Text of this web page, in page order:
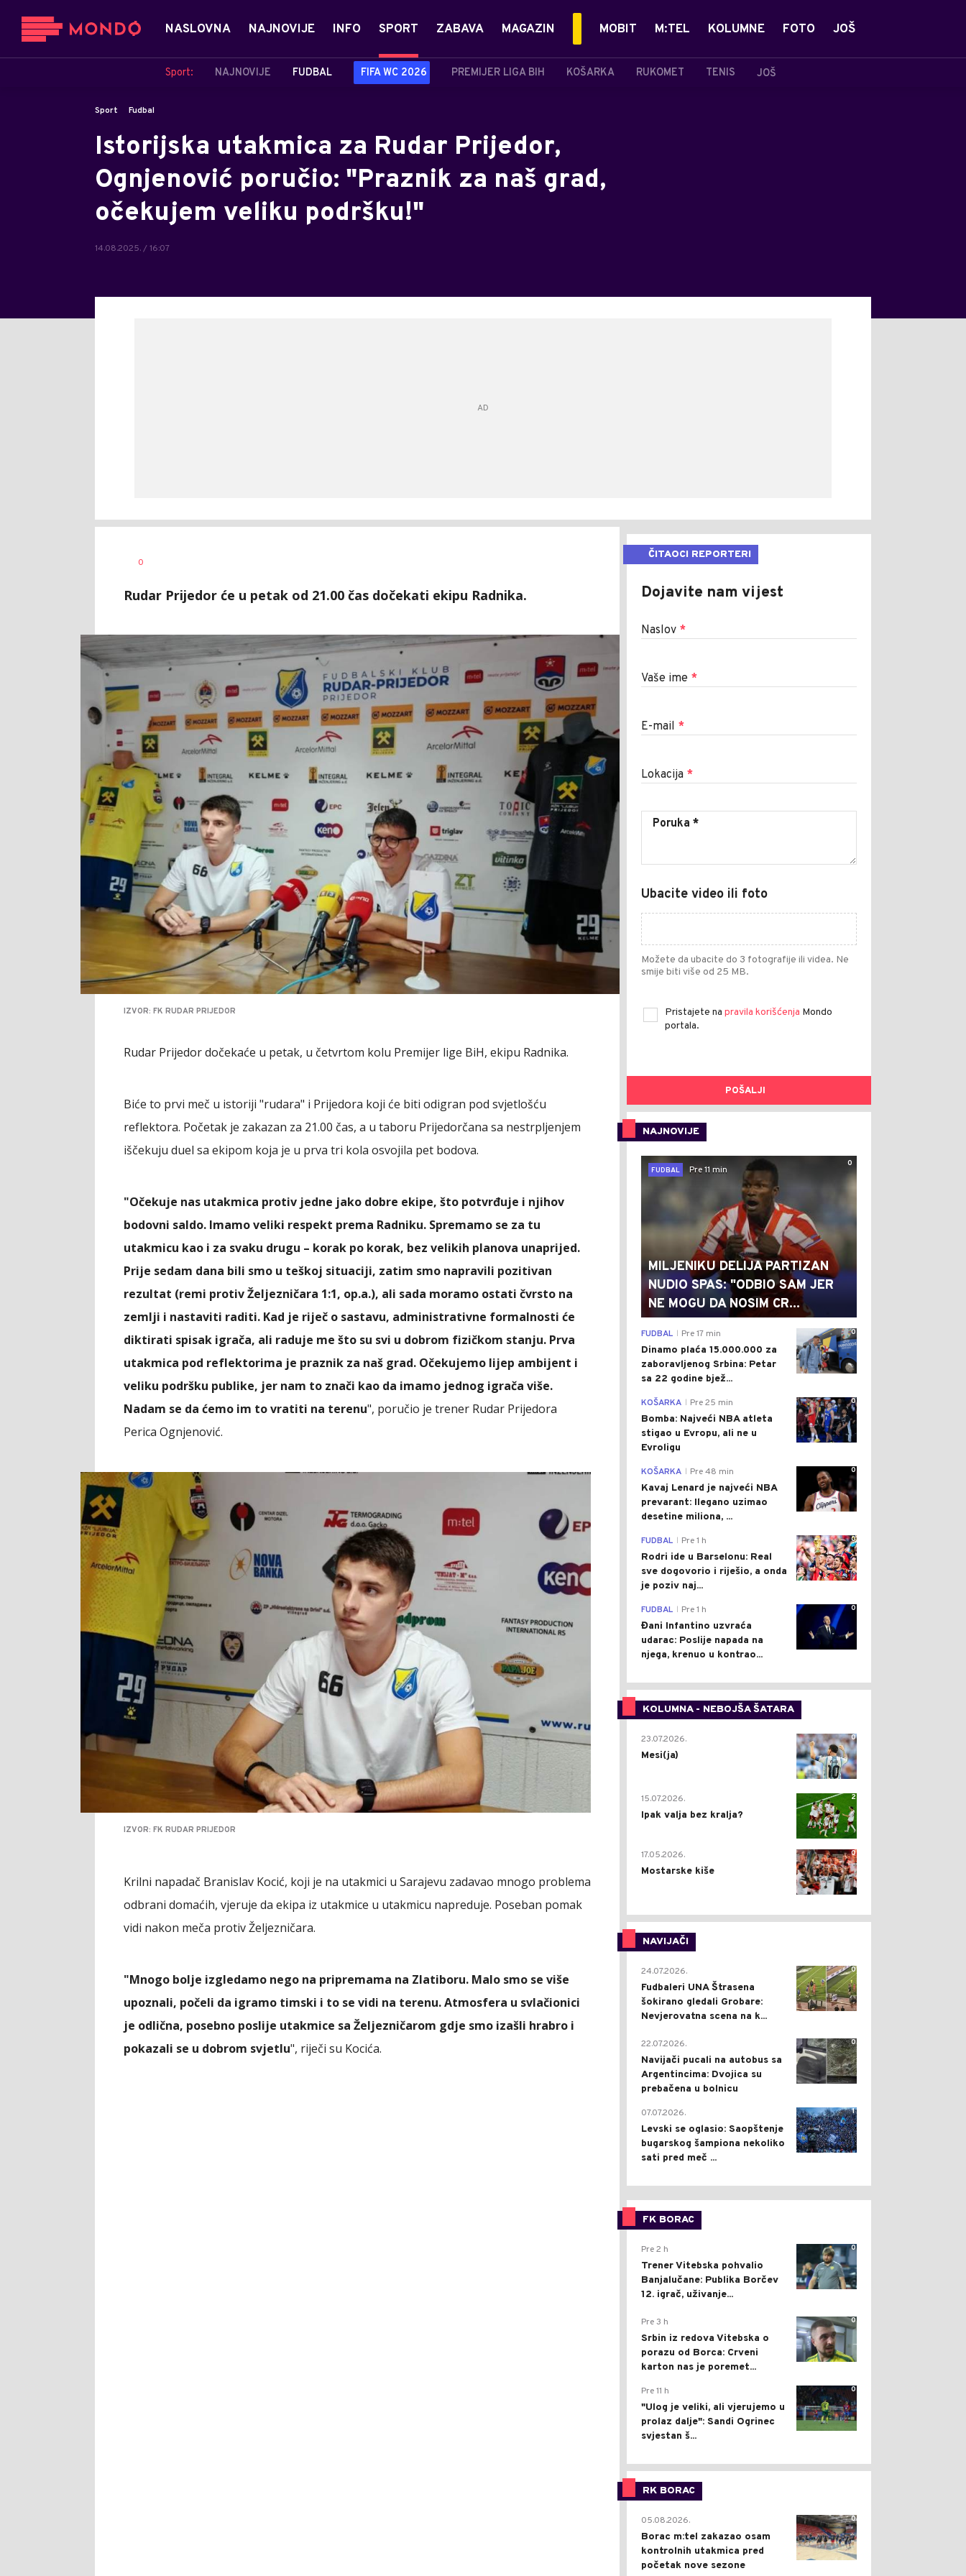
NASLOVNA NAJNOVIJE INFO SPORT
Sport: NAJNOVIJE FUDBAL FIFA WC 2026 PREMIJER LIGA BIH KOŠARKA RUKOMET TENIS JOŠ
ZABAVA MAGAZIN MOBIT M:TEL KOLUMNE FOTO JOŠ
Sport Fudbal
Istorijska utakmica za Rudar Prijedor,
Ognjenović poručio: "Praznik za naš grad,
očekujem veliku podršku!"
14.08.2025. / 16:07
AUTOR
0
Rudar Prijedor će u petak od 21.00 čas dočekati ekipu Radnika.
IZVOR: FK RUDAR PRIJEDOR
Rudar Prijedor dočekaće u petak, u četvrtom kolu Premijer lige BiH, ekipu Radnika.
Biće to prvi meč u istoriji "rudara" i Prijedora koji će biti odigran pod svjetlošću
reflektora. Početak je zakazan za 21.00 čas, a u taboru Prijedorčana sa nestrpljenjem
iščekuju duel sa ekipom koja je u prva tri kola osvojila pet bodova.
"Očekuje nas utakmica protiv jedne jako dobre ekipe, što potvrđuje i njihov
bodovni saldo. Imamo veliki respekt prema Radniku. Spremamo se za tu
utakmicu kao i za svaku drugu – korak po korak, bez velikih planova unaprijed.
Prije sedam dana bili smo u teškoj situaciji, zatim smo napravili pozitivan
rezultat (remi protiv Željezničara 1:1, op.a.), ali sada moramo ostati čvrsto na
zemlji i nastaviti raditi. Kad je riječ o sastavu, administrativne formalnosti će
diktirati spisak igrača, ali raduje me što su svi u dobrom fizičkom stanju. Prva
utakmica pod reflektorima je praznik za naš grad. Očekujemo lijep ambijent i
veliku podršku publike, jer nam to znači kao da imamo jednog igrača više.
Nadam se da ćemo im to vratiti na terenu", poručio je trener Rudar Prijedora
Perica Ognjenović.
IZVOR: FK RUDAR PRIJEDOR
Krilni napadač Branislav Kocić, koji je na utakmici u Sarajevu zadavao mnogo problema
odbrani domaćih, vjeruje da ekipa iz utakmice u utakmicu napreduje. Poseban pomak
vidi nakon meča protiv Željezničara.
"Mnogo bolje izgledamo nego na pripremama na Zlatiboru. Malo smo se više
upoznali, počeli da igramo timski i to se vidi na terenu. Atmosfera u svlačionici
je odlična, posebno poslije utakmice sa Željezničarom gdje smo izašli hrabro i
pokazali se u dobrom svjetlu", riječi su Kocića.
ČITAOCI REPORTERI
Dojavite nam vijest
Naslov *
Vaše ime *
E-mail *
Lokacija *
Ubacite video ili foto
Možete da ubacite do 3 fotografije ili videa. Ne
smije biti više od 25 MB.
Pristajete na pravila korišćenja Mondo
portala.
POŠALJI
NAJNOVIJE
0
FUDBAL
Pre 11 min
MILJENIKU DELIJA PARTIZAN
NUDIO SPAS: "ODBIO SAM JER
NE MOGU DA NOSIM CR...
0
FUDBAL Pre 17 min
Dinamo plaća 15.000.000 za
zaboravljenog Srbina: Petar
sa 22 godine bjež...
0
KOŠARKA Pre 25 min
Bomba: Najveći NBA atleta
stigao u Evropu, ali ne u
Evroligu
0
KOŠARKA Pre 48 min
Kavaj Lenard je najveći NBA
prevarant: Ilegano uzimao
desetine miliona, ...
0
FUDBAL Pre 1 h
Rodri ide u Barselonu: Real
sve dogovorio i riješio, a onda
je poziv naj...
0
FUDBAL Pre 1 h
Đani Infantino uzvraća
udarac: Poslije napada na
njega, krenuo u kontrao...
KOLUMNA - NEBOJŠA ŠATARA
0
23.07.2026.
Mesi(ja)
2
15.07.2026.
Ipak valja bez kralja?
0
17.05.2026.
Mostarske kiše
NAVIJAČI
0
24.07.2026.
Fudbaleri UNA Štrasena
šokirano gledali Grobare:
Nevjerovatna scena na k...
0
22.07.2026.
Navijači pucali na autobus sa
Argentincima: Dvojica su
prebačena u bolnicu
1
07.07.2026.
Levski se oglasio: Saopštenje
bugarskog šampiona nekoliko
sati pred meč ...
FK BORAC
0
Pre 2 h
Trener Vitebska pohvalio
Banjalučane: Publika Borčev
12. igrač, uživanje...
0
Pre 3 h
Srbin iz redova Vitebska o
porazu od Borca: Crveni
karton nas je poremet...
0
Pre 11 h
"Ulog je veliki, ali vjerujemo u
prolaz dalje": Sandi Ogrinec
svjestan š...
RK BORAC
0
05.08.2026.
Borac m:tel zakazao osam
kontrolnih utakmica pred
početak nove sezone